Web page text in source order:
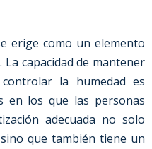
erige como un elemento
capacidad de mantener
la humedad es
en los que las personas
adecuada no solo
que también tiene un